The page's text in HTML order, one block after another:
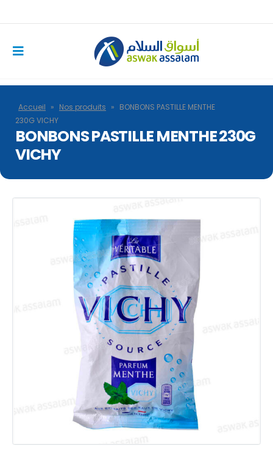
Accueil » Nos produits » BONBONS PASTILLE MENTHE
230G VICHY
BONBONS PASTILLE MENTHE 230G
VICHY